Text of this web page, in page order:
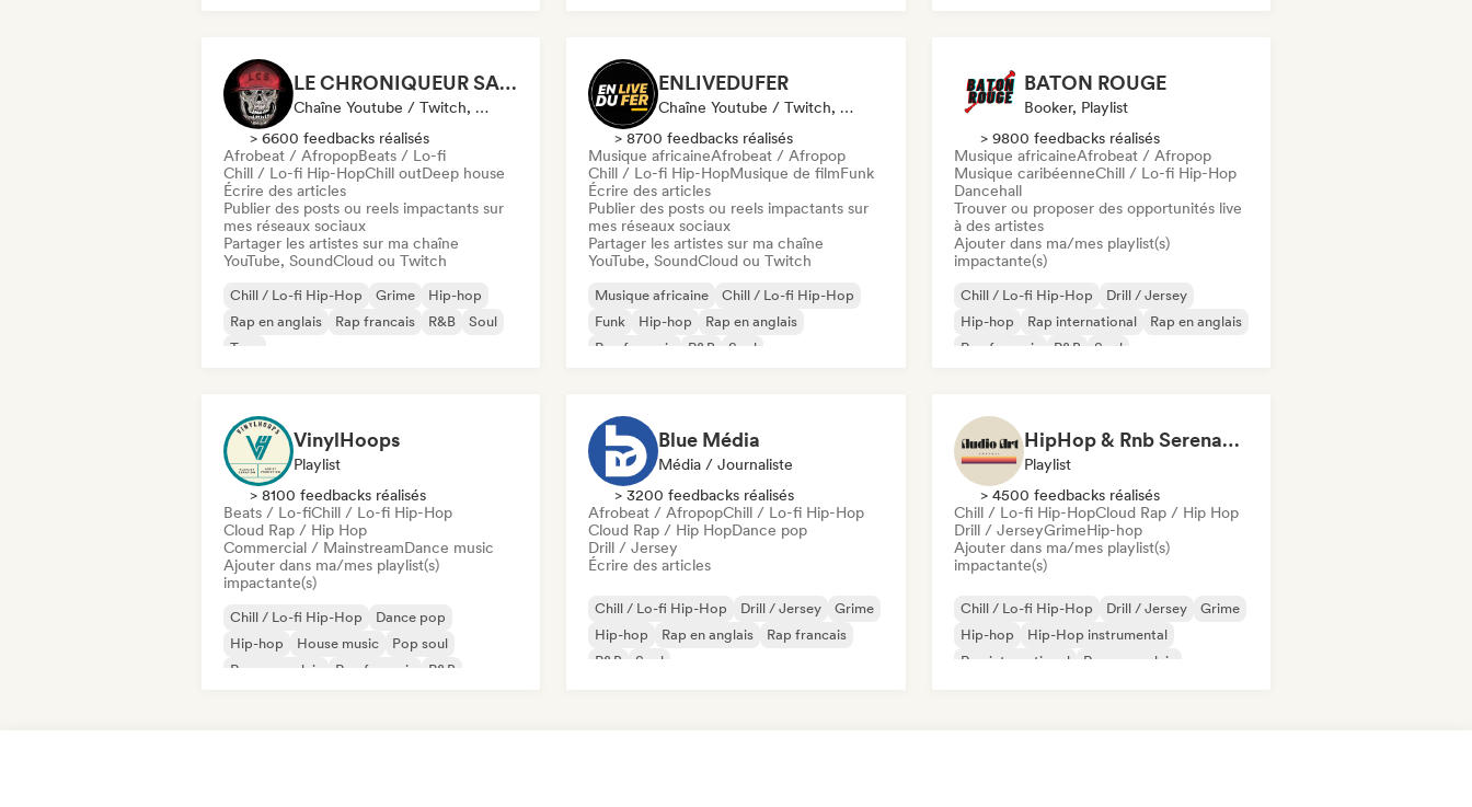
LE CHRONIQUEUR SALE
Chaîne Youtube / Twitch, Média / Journaliste, Influenceur·euse Sur Les Réseaux Sociaux
> 6600 feedbacks réalisés
Afrobeat / AfropopBeats / Lo-fi
Chill / Lo-fi Hip-HopChill outDeep house
Écrire des articles
Publier des posts ou reels impactants sur
mes réseaux sociaux
Partager les artistes sur ma chaîne
YouTube, SoundCloud ou Twitch
Chill / Lo-fi Hip-Hop Grime
Hip-hop
Rap en anglais
Rap francais R&B
Soul
Trap
ENLIVEDUFER
Chaîne Youtube / Twitch, Média / Journaliste, Influenceur·euse Sur Les Réseaux Sociaux
> 8700 feedbacks réalisés
Musique africaineAfrobeat / Afropop
Chill / Lo-fi Hip-HopMusique de filmFunk
Écrire des articles
Publier des posts ou reels impactants sur
mes réseaux sociaux
Partager les artistes sur ma chaîne
YouTube, SoundCloud ou Twitch
Musique africaine
Chill / Lo-fi Hip-Hop
Funk
Hip-hop
Rap en anglais
Rap francais
R&B Soul
BATON ROUGE
Booker, Playlist
> 9800 feedbacks réalisés
Musique africaineAfrobeat / Afropop
Musique caribéenneChill / Lo-fi Hip-Hop
Dancehall
Trouver ou proposer des opportunités live
à des artistes
Ajouter dans ma/mes playlist(s)
impactante(s)
Chill / Lo-fi Hip-Hop
Drill / Jersey
Hip-hop
Rap international
Rap en anglais
Rap francais
R&B Soul
VinylHoops
Playlist
> 8100 feedbacks réalisés
Beats / Lo-fiChill / Lo-fi Hip-Hop
Cloud Rap / Hip Hop
Commercial / MainstreamDance music
Ajouter dans ma/mes playlist(s)
impactante(s)
Chill / Lo-fi Hip-Hop
Dance pop
Hip-hop
House music
Pop soul
Rap en anglais
Rap francais R&B
Blue Média
Média / Journaliste
> 3200 feedbacks réalisés
Afrobeat / AfropopChill / Lo-fi Hip-Hop
Cloud Rap / Hip HopDance pop
Drill / Jersey
Écrire des articles
Chill / Lo-fi Hip-Hop Drill / Jersey
Grime
Hip-hop
Rap en anglais
Rap francais
R&B
Soul
HipHop & Rnb Serenade (by Audio Art Central)
Playlist
> 4500 feedbacks réalisés
Chill / Lo-fi Hip-HopCloud Rap / Hip Hop
Drill / JerseyGrimeHip-hop
Ajouter dans ma/mes playlist(s)
impactante(s)
Chill / Lo-fi Hip-Hop Drill / Jersey
Grime
Hip-hop
Hip-Hop instrumental
Rap international
Rap en anglais